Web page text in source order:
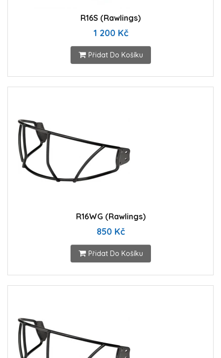
R16S (Rawlings)
1 200 Kč
Přidat Do Košíku
R16WG (Rawlings)
850 Kč
Přidat Do Košíku